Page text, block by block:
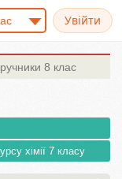
8 клас
хімії 7 класу